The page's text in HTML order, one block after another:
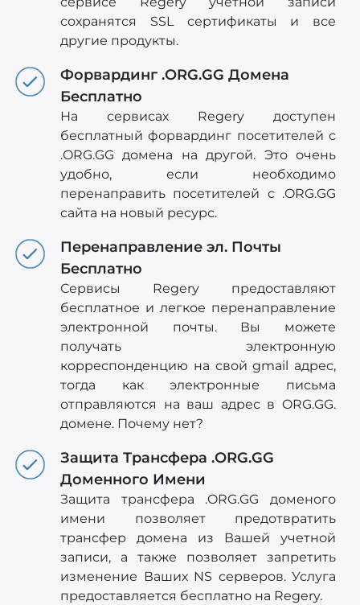
сохранятся SSL сертификаты и все
другие продукты.
Форвардинг .ORG.GG Домена
Бесплатно
На сервисах Regery доступен
бесплатный форвардинг посетителей с
.ORG.GG домена на другой. Это очень
удобно, если необходимо
перенаправить посетителей c .ORG.GG
сайта на новый ресурс.
Перенаправление эл. Почты
Бесплатно
Сервисы Regery предоставляют
бесплатное и легкое перенаправление
электронной почты. Вы можете
получать электронную
корреспонденцию на свой gmail адрес,
тогда как электронные письма
отправляются на ваш адрес в ORG.GG.
домене. Почему нет?
Защита Трансфера .ORG.GG
Доменного Имени
Защита трансфера .ORG.GG доменого
имени позволяет предотвратить
трансфер домена из Вашей учетной
записи, а также позволяет запретить
изменение Ваших NS серверов. Услуга
предоставляется бесплатно на Regery.